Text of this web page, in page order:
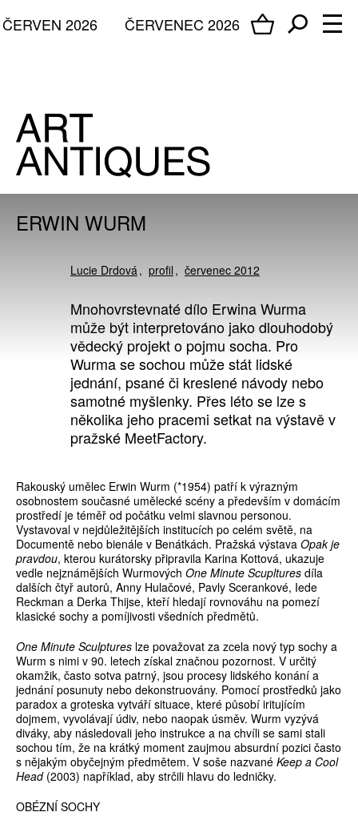
ČERVENEC 2026
ČERVEN 2026
ERWIN WURM
Lucie Drdová profil červenec 2012
Mnohovrstevnaté dílo Erwina Wurma
může být interpretováno jako dlouhodobý
vědecký projekt o pojmu socha. Pro
Wurma se sochou může stát lidské
jednání, psané či kreslené návody nebo
samotné myšlenky. Přes léto se lze s
několika jeho pracemi setkat na výstavě v
pražské MeetFactory.
Rakouský umělec Erwin Wurm (*1954) patří k výrazným
osobnostem současné umělecké scény a především v domácím
prostředí je téměř od počátku velmi slavnou personou.
Vystavoval v nejdůležitějších institucích po celém světě, na
Documentě nebo bienále v Benátkách. Pražská výstava Opak je
pravdou, kterou kurátorsky připravila Karina Kottová, ukazuje
vedle nejznámějších Wurmových One Minute Scupltures díla
dalších čtyř autorů, Anny Hulačové, Pavly Scerankové, Iede
Reckman a Derka Thijse, kteří hledají rovnováhu na pomezí
klasické sochy a pomíjivosti všedních předmětů.
One Minute Sculptures lze považovat za zcela nový typ sochy a
Wurm s nimi v 90. letech získal značnou pozornost. V určitý
okamžik, často sotva patrný, jsou procesy lidského konání a
jednání posunuty nebo dekonstruovány. Pomocí prostředků jako
paradox a groteska vytváří situace, které působí iritujícím
dojmem, vyvolávají údiv, nebo naopak úsměv. Wurm vyzývá
diváky, aby následovali jeho instrukce a na chvíli se sami stali
sochou tím, že na krátký moment zaujmou absurdní pozici často
s nějakým obyčejným předmětem. V soše nazvané Keep a Cool
Head(2003) například, aby strčili hlavu do ledničky.
OBÉZNÍ SOCHY